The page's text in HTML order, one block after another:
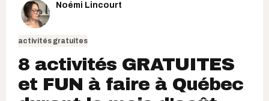
Noémi Lincourt
activités gratuites
8 activités GRATUITES
et FUN à faire à Québec